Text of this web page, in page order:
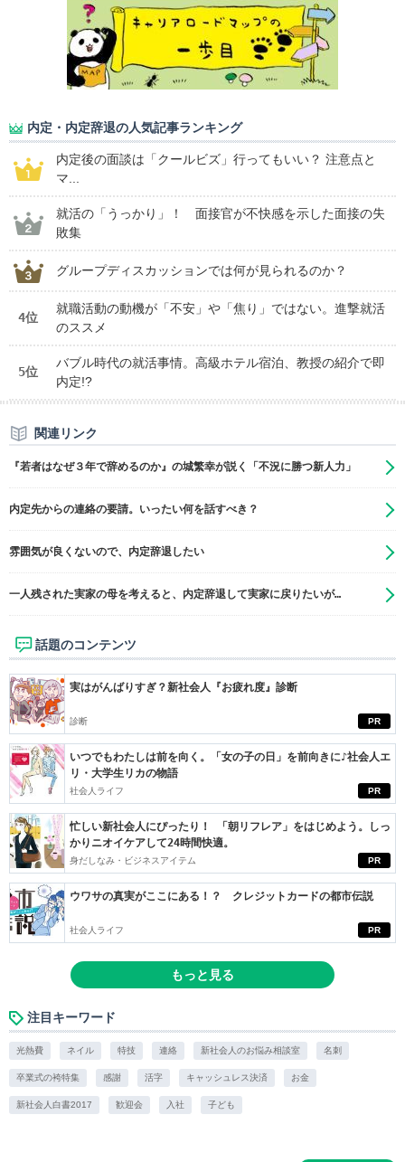
内定・内定辞退の人気記事ランキング
内定後の面談は「クールビズ」行ってもいい？ 注意点と
マ...
就活の「うっかり」！ 面接官が不快感を示した面接の失
敗集
グループディスカッションでは何が見られるのか？
4位
就職活動の動機が「不安」や「焦り」ではない。進撃就活
のススメ
5位
バブル時代の就活事情。高級ホテル宿泊、教授の紹介で即
内定!?
関連リンク
『若者はなぜ３年で辞めるのか』の城繁幸が説く「不況に勝つ新人力」
内定先からの連絡の要請。いったい何を話すべき？
雰囲気が良くないので、内定辞退したい
一人残された実家の母を考えると、内定辞退して実家に戻りたいが…
話題のコンテンツ
PR
実はがんばりすぎ？新社会人『お疲れ度』診断
診断
PR
いつでもわたしは前を向く。「女の子の日」を前向きに♪社会人エ
リ・大学生リカの物語
社会人ライフ
PR
忙しい新社会人にぴったり！ 「朝リフレア」をはじめよう。しっ
かりニオイケアして24時間快適。
身だしなみ・ビジネスアイテム
PR
ウワサの真実がここにある！？ クレジットカードの都市伝説
社会人ライフ
もっと見る
注目キーワード
光熱費 ネイル 特技 連絡 新社会人のお悩み相談室 名刺
卒業式の袴特集 感謝 活字 キャッシュレス決済 お金
新社会人白書2017 歓迎会 入社 子ども